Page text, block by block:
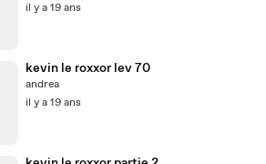
il y a 19 ans
kevin le roxxor lev 70
andrea
il y a 19 ans